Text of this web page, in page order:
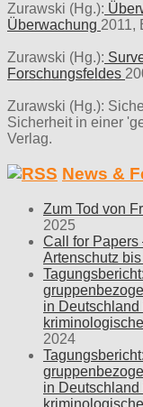
Zurawski (Hg.):
Überwachung 2011,
Zurawski (Hg.):
Forschungsfeldes
Zurawski (Hg.):
Sicherheit in einer
Verlag.
News &
Zum Tod von
2025
Call for Papers
Artenschutz
in Deutschland
2024
in Deutschland